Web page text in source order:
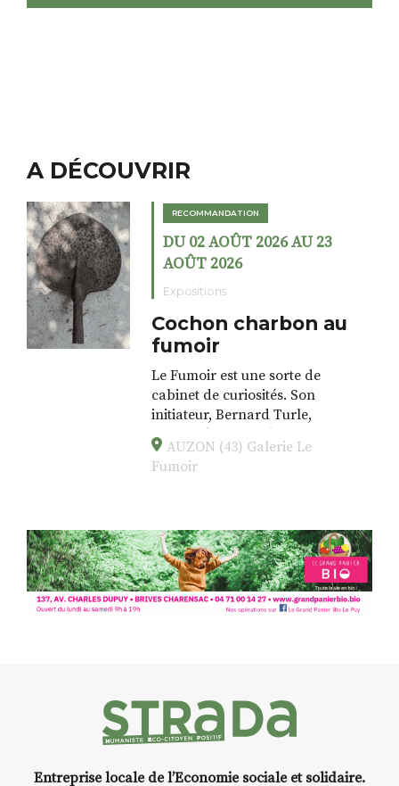
A DÉCOUVRIR
RECOMMANDATION
DU 02 AOÛT 2026 AU 23
AOÛT 2026
Expositions
Cochon charbon au
fumoir
Le Fumoir est une sorte de
cabinet de curiosités. Son
initiateur, Bernard Turle,
s’amuse à donner à voir des
associations fertiles, graves ou
drôles, parfois fumeuses. Des
foutraques du lieu (on ne spoile
pas). Quant à
l’installation.Cochon Charbon,
elle joue
avec les.variations.de.couleurs.
d’Auzon, cette expo-
installation temporaire vous
livre une raison de plus d’aller
faire un tour dans la cité
AUZON (43) Galerie Le
Fumoir
Entreprise locale de l’Economie sociale et solidaire.